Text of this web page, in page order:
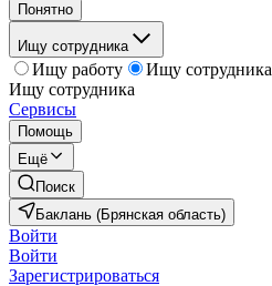
Понятно
Ищу сотрудника
Ищу работу
Ищу сотрудника
Ищу сотрудника
Сервисы
Помощь
Ещё
Поиск
Баклань (Брянская область)
Войти
Войти
Зарегистрироваться